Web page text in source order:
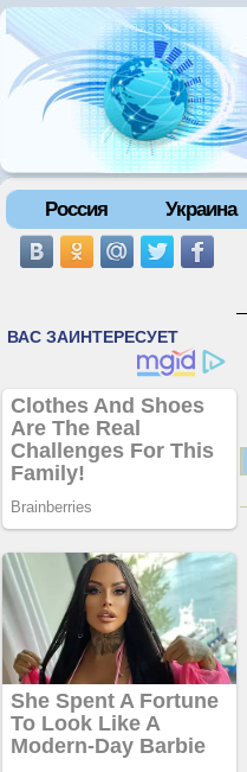
Россия Украина